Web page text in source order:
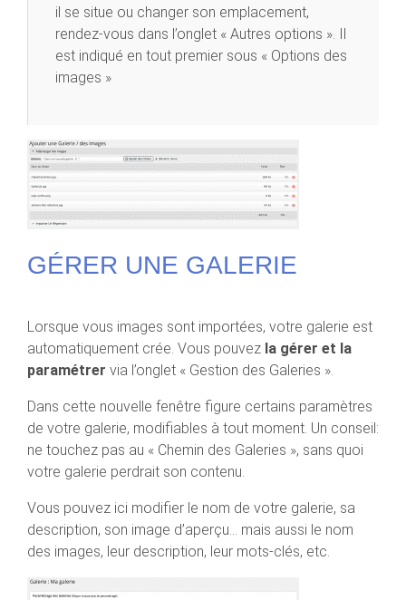
il se situe ou changer son emplacement,
rendez-vous dans l’onglet « Autres options ». Il
est indiqué en tout premier sous « Options des
images »
GÉRER UNE GALERIE
Lorsque vous images sont importées, votre galerie est
automatiquement crée. Vous pouvez la gérer et la
paramétrer via l’onglet « Gestion des Galeries ».
Dans cette nouvelle fenêtre figure certains paramètres
de votre galerie, modifiables à tout moment. Un conseil:
ne touchez pas au « Chemin des Galeries », sans quoi
votre galerie perdrait son contenu.
Vous pouvez ici modifier le nom de votre galerie, sa
description, son image d’aperçu… mais aussi le nom
des images, leur description, leur mots-clés, etc.